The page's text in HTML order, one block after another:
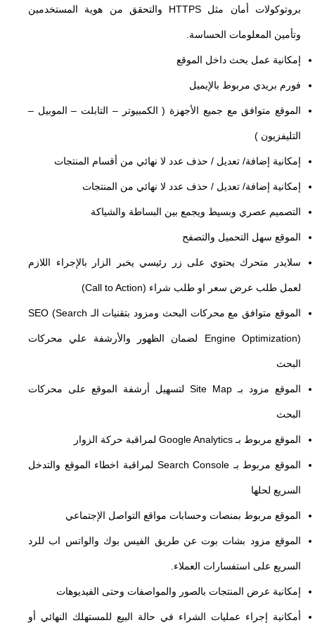
بروتوكولات أمان مثل HTTPS والتحقق من هوية المستخدمين
وتأمين المعلومات الحساسة.
إمكانية عمل بحث داخل الموقع
فورم بريدي مربوط بالإيميل
الموقع متوافق مع جميع الأجهزة ( الكمبيوتر – التابلت – الموبيل –
التليفزيون )
إمكانية إضافة/ تعديل / حذف عدد لا نهائي من أقسام المنتجات
إمكانية إضافة/ تعديل / حذف عدد لا نهائي من المنتجات
التصميم عصري وبسيط ويجمع بين البساطة والشياكة
الموقع سهل التحميل والتصفح
سلايدر متحرك يحتوي على زر رئيسي يخبر الزار بالإجراء اللازم
لعمل طلب عرض سعر او طلب شراء (Call to Action)
الموقع متوافق مع محركات البحث ومزود بتقنيات الـ SEO (Search
Engine Optimization) لضمان الظهور والأرشفة علي محركات
البحث
الموقع مزود بـ Site Map لتسهيل أرشفة الموقع على محركات
البحث
الموقع مربوط بـ Google Analytics لمراقبة حركة الزوار
الموقع مربوط بـ Search Console لمراقبة اخطاء الموقع والتدخل
السريع لحلها
الموقع مربوط بمنصات وحسابات مواقع التواصل الإجتماعي
الموقع مزود بشات بوت عن طريق الفيس بوك والواتس اب للرد
السريع على استفسارات العملاء.
إمكانية عرض المنتجات بالصور والمواصفات وحتى الفيديوهات
أمكانية إجراء عمليات الشراء في حالة البيع للمستهلك النهائي أو